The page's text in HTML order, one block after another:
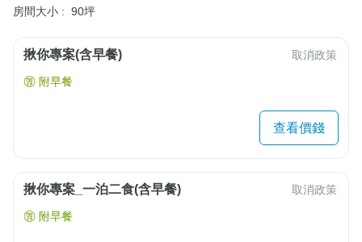
房間大小 : 90坪
揪你專案(含早餐) 取消政策
附早餐
查看價錢
揪你專案_一泊二食(含早餐) 取消政策
附早餐